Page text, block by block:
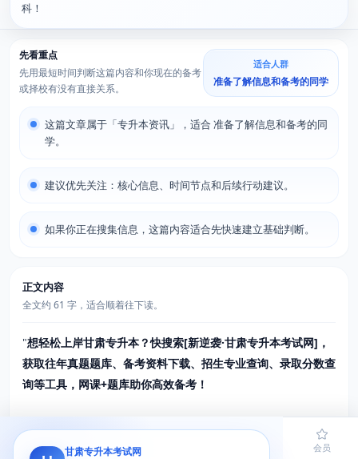
科！
先看重点
先用最短时间判断这篇内容和你现在的备考
或择校有没有直接关系。
适合人群
准备了解信息和备考的同学
这篇文章属于「专升本资讯」，适合 准备了解信息和备考的同
学。
建议优先关注：核心信息、时间节点和后续行动建议。
如果你正在搜集信息，这篇内容适合先快速建立基础判断。
正文内容
全文约 61 字，适合顺着往下读。
"想轻松上岸甘肃专升本？快搜索[新逆袭·甘肃专升本考试网]，
获取往年真题题库、备考资料下载、招生专业查询、录取分数查
询等工具，网课+题库助你高效备考！
甘肃专升本考试网
首页 题库 会员